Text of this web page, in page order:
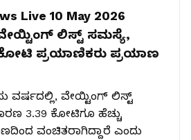
Live 10 May 2026
ಲಿಸ್ಟ್ ಸಮಸ್ಯೆ,
ಪ್ರಯಾಣಿಕರು ಪ್ರಯಾಣ
ವರ್ಷದಲ್ಲಿ, ವೇಯ್ಟಿಂಗ್ ಲಿಸ್ಟ್
3.39 ಕೋಟಿಗೂ ಹೆಚ್ಚು
ವಂಚಿತರಾಗಿದ್ದಾರೆ ಎಂದು